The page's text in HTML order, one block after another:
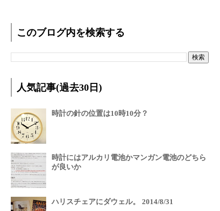
このブログ内を検索する
人気記事(過去30日)
時計の針の位置は10時10分？
時計にはアルカリ電池かマンガン電池のどちら
が良いか
ハリスチェアにダウェル。 2014/8/31